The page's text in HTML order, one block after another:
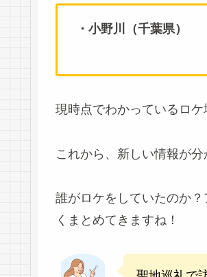
・ 小野川（千葉県）
現時点でわかっているロ
これから、新しい情報が
誰がロケをしていたのか
くまとめてきますね！